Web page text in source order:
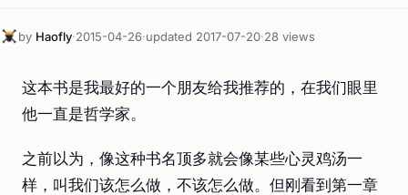
by Haofly·2015-04-26·updated 2017-07-20·28 views
这本书是我最好的一个朋友给我推荐的，在我们眼里
他一直是哲学家。
之前以为，像这种书名顶多就会像某些心灵鸡汤一
样，叫我们该怎么做，不该怎么做。但刚看到第一章